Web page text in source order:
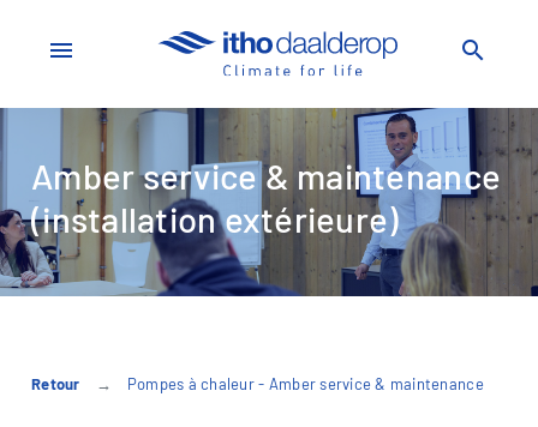
menu search
Amber service & maintenance
(installation extérieure)
Retour Pompes à chaleur - Amber service & maintenance